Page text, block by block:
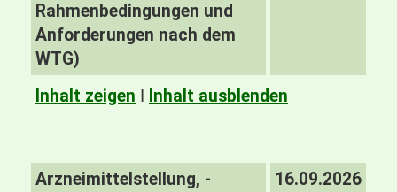
Rahmenbedingungen und
Anforderungen nach dem
WTG)
Inhalt zeigen I Inhalt ausblenden
Arzneimittelstellung, -
16.09.2026